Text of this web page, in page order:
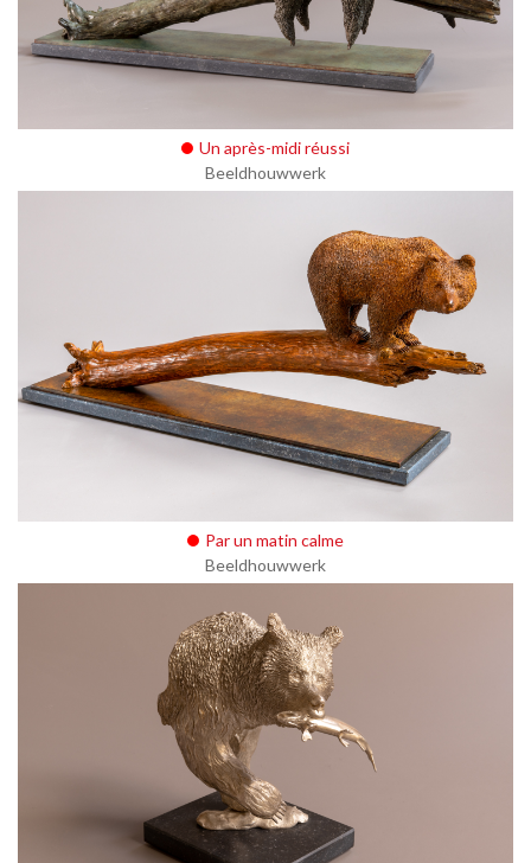
Un après-midi réussi
Beeldhouwwerk
Par un matin calme
Beeldhouwwerk